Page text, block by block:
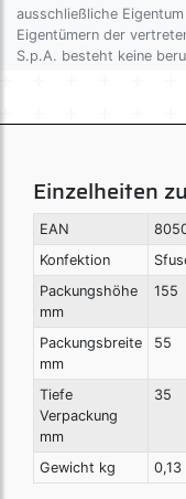
ausschließliche
Eigentümern der
S.p.A. besteht keine
Einzelheiten
EAN
Konfektion
Packungshöhe
mm
155
Packungsbreite
mm
55
Tiefe
Verpackung
mm
35
Gewicht kg 0,13